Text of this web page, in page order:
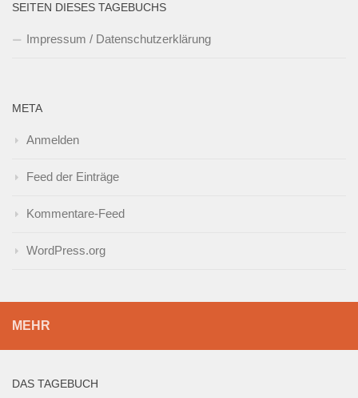
SEITEN DIESES TAGEBUCHS
Impressum / Datenschutzerklärung
META
Anmelden
Feed der Einträge
Kommentare-Feed
WordPress.org
MEHR
DAS TAGEBUCH